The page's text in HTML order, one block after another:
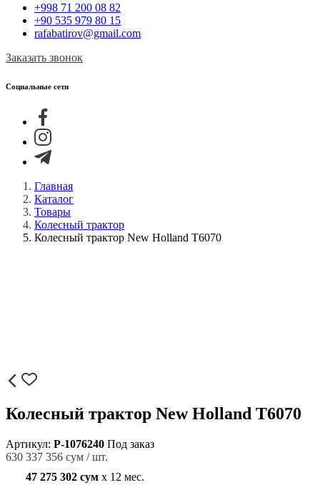
+998 71 200 08 82
+90 535 979 80 15
rafabatirov@gmail.com
Заказать звонок
Социальные сети
Главная
Каталог
Товары
Колесный трактор
Колесный трактор New Holland T6070
Колесный трактор New Holland T6070
Артикул: P-1076240 Под заказ
630 337 356 сум / шт.
47 275 302 сум x 12 мес.